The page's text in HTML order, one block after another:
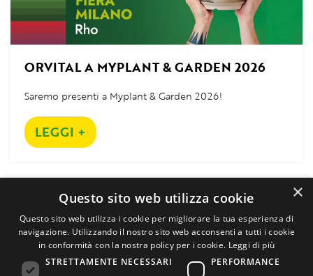
ORVITAL A MYPLANT & GARDEN 2026
Saremo presenti a Myplant & Garden 2026!
LEGGI +
×
Questo sito web utilizza cookie
Questo sito web utilizza i cookie per migliorare la tua esperienza di
navigazione. Utilizzando il nostro sito web acconsenti a tutti i cookie
in conformità con la nostra policy per i cookie. Leggi di più
STRETTAMENTE NECESSARI
PERFORMANCE